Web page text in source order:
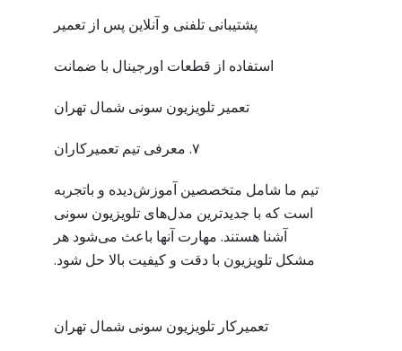
پشتیبانی تلفنی و آنلاین پس از تعمیر
استفاده از قطعات اورجینال با ضمانت
تعمیر تلویزیون سونی شمال تهران
۷. معرفی تیم تعمیرکاران
تیم ما شامل متخصصین آموزش‌دیده و باتجربه
است که با جدیدترین مدل‌های تلویزیون سونی
آشنا هستند. مهارت آنها باعث می‌شود هر
مشکل تلویزیون با دقت و کیفیت بالا حل شود.
تعمیرکار تلویزیون سونی شمال تهران